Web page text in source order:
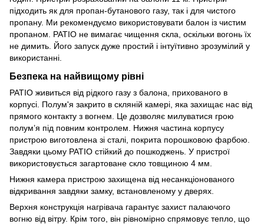
підходить як для пропан-бутанового газу, так і для чистого
пропану. Ми рекомендуємо використовувати балон із чистим
пропаном. PATIO не вимагає чищення скла, оскільки вогонь їх
не димить. Його запуск дуже простий і інтуїтивно зрозумілий у
використанні.
Безпека на найвищому рівні
PATIO живиться від рідкого газу з балона, прихованого в
корпусі. Полум'я закрито в скляній камері, яка захищає нас від
прямого контакту з вогнем. Це дозволяє милуватися грою
полум’я під повним контролем. Нижня частина корпусу
пристрою виготовлена ​​зі сталі, покрита порошковою фарбою.
Завдяки цьому PATIO стійкий до пошкоджень. У пристрої
використовується загартоване скло товщиною 4 мм.
Нижня камера пристрою захищена від несанкціонованого
відкривання завдяки замку, встановленому у дверях.
Верхня конструкція нагрівача гарантує захист палаючого
вогню від вітру. Крім того, він рівномірно спрямовує тепло, що